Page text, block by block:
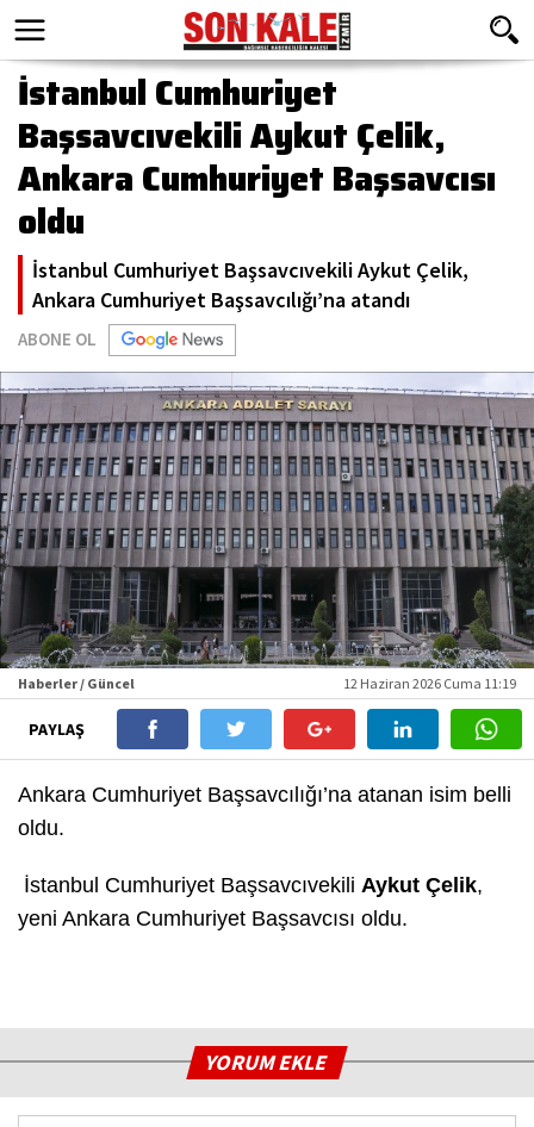
İstanbul Cumhuriyet
Başsavcıvekili Aykut Çelik,
Ankara Cumhuriyet Başsavcısı
oldu
İstanbul Cumhuriyet Başsavcıvekili Aykut Çelik,
Ankara Cumhuriyet Başsavcılığı’na atandı
ABONE OL
Haberler / Güncel 12 Haziran 2026 Cuma 11:19
PAYLAŞ
Ankara Cumhuriyet Başsavcılığı’na atanan isim belli
oldu.
İstanbul Cumhuriyet Başsavcıvekili Aykut Çelik,
yeni Ankara Cumhuriyet Başsavcısı oldu.
YORUM EKLE